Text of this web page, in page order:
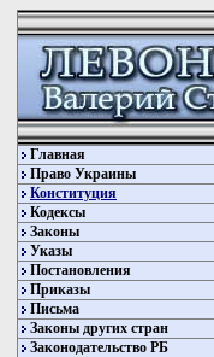
Главная
Право Украины
Конституция
Кодексы
Законы
Указы
Постановления
Приказы
Письма
Законы других стран
Законодательство РБ